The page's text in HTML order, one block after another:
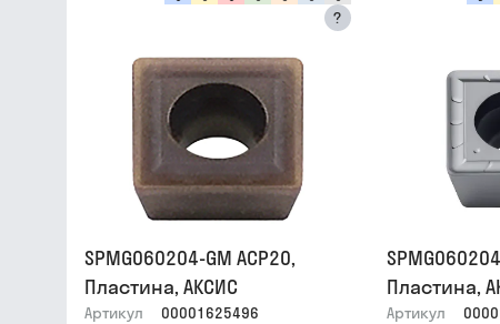
?
SPMG060204-GM ACP20,
Пластина, АКСИС
Артикул
00001625496
Пластина,
Артикул